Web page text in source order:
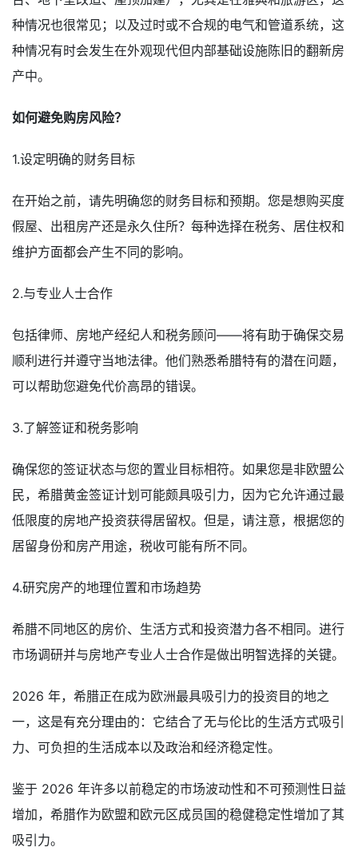
种情况也很常见；以及过时或不合规的电气和管道系统，这
种情况有时会发生在外观现代但内部基础设施陈旧的翻新房
产中。
如何避免购房风险？
1.设定明确的财务目标
在开始之前，请先明确您的财务目标和预期。您是想购买度
假屋、出租房产还是永久住所？每种选择在税务、居住权和
维护方面都会产生不同的影响。
2.与专业人士合作
包括律师、房地产经纪人和税务顾问——将有助于确保交易
顺利进行并遵守当地法律。他们熟悉希腊特有的潜在问题，
可以帮助您避免代价高昂的错误。
3.了解签证和税务影响
确保您的签证状态与您的置业目标相符。如果您是非欧盟公
民，希腊黄金签证计划可能颇具吸引力，因为它允许通过最
低限度的房地产投资获得居留权。但是，请注意，根据您的
居留身份和房产用途，税收可能有所不同。
4.研究房产的地理位置和市场趋势
希腊不同地区的房价、生活方式和投资潜力各不相同。进行
市场调研并与房地产专业人士合作是做出明智选择的关键。
2026 年，希腊正在成为欧洲最具吸引力的投资目的地之
一，这是有充分理由的：它结合了无与伦比的生活方式吸引
力、可负担的生活成本以及政治和经济稳定性。
鉴于 2026 年许多以前稳定的市场波动性和不可预测性日益
增加，希腊作为欧盟和欧元区成员国的稳健稳定性增加了其
吸引力。